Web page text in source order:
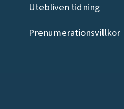
Utebliven tidning
Prenumerationsvillkor